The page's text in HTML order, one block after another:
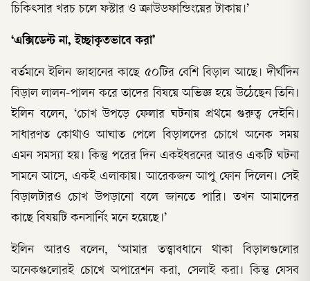
চিকিৎসার খরচ চলে ফস্টার ও ক্রাউডফান্ডিংয়ের টাকায়।’
‘এক্সিডেন্ট না, ইচ্ছাকৃতভাবে করা’
বর্তমানে ইলিন জাহানের কাছে ৫০টির বেশি বিড়াল আছে। দীর্ঘদিন
বিড়াল লালন-পালন করে তাদের বিষয়ে অভিজ্ঞ হয়ে উঠেছেন তিনি।
ইলিন বলেন, ‘চোখ উপড়ে ফেলার ঘটনায় প্রথমে গুরুত্ব দেইনি।
সাধারণত কোথাও আঘাত পেলে বিড়ালদের চোখে অনেক সময়
এমন সমস্যা হয়। কিন্তু পরের দিন একইধরনের আরও একটি ঘটনা
সামনে আসে, একই এলাকায়। আরেকজন আপু ফোন দিলেন। সেই
বিড়ালটারও চোখ উপড়ানো বলে জানতে পারি। তখন আমাদের
কাছে বিষয়টি কনসার্নিং মনে হয়েছে।’
ইলিন আরও বলেন, ‘আমার তত্ত্বাবধানে থাকা বিড়ালগুলোর
অনেকগুলোরই চোখে অপারেশন করা, সেলাই করা। কিন্তু যেসব